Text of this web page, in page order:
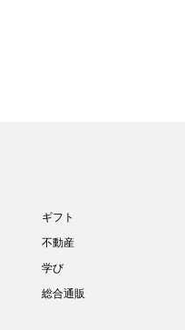
ギフト
不動産
学び
総合通販